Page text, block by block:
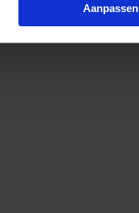
Aanpassen
doorvoerbedrading